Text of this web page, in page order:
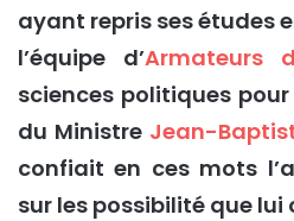
ayant repris ses études
l’équipe d’Armateurs
sciences politiques
du Ministre Jean-
confiait en ces mots
sur les possibilité que lui